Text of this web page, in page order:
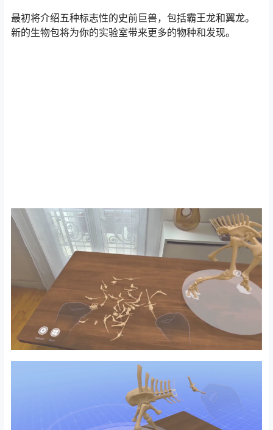
最初将介绍五种标志性的史前巨兽，包括霸王龙和翼龙。
新的生物包将为你的实验室带来更多的物种和发现。